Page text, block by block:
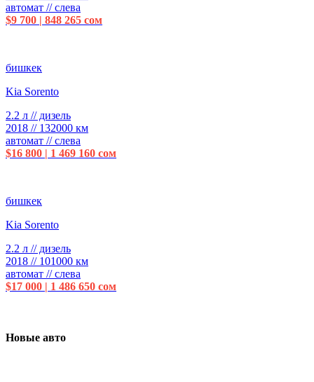
автомат // слева
$9 700 | 848 265 сом
бишкек
Kia Sorento
2.2 л // дизель
2018 // 132000 км
автомат // слева
$16 800 | 1 469 160 сом
бишкек
Kia Sorento
2.2 л // дизель
2018 // 101000 км
автомат // слева
$17 000 | 1 486 650 сом
Новые авто